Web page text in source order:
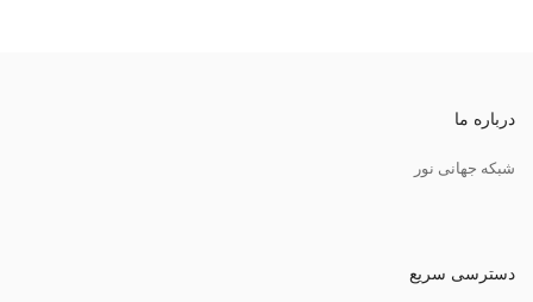
درباره ما
شبکه جهانی نور
دسترسی سریع